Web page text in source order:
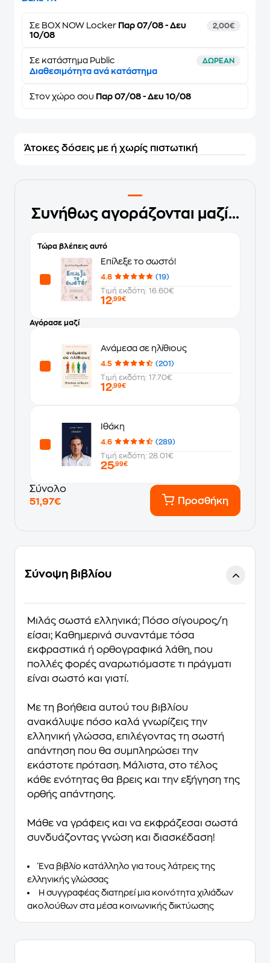
Σε BOX NOW Locker Παρ 07/08 - Δευ
10/08
2,00€
Σε κατάστημα Public ΔΩΡΕΑΝ
Διαθεσιμότητα ανά κατάστημα
Στον χώρο σου Παρ 07/08 - Δευ 10/08
Άτοκες δόσεις με ή χωρίς πιστωτική
Συνήθως αγοράζονται μαζί...
Τώρα βλέπεις αυτό
Επίλεξε το σωστό!
4.8
(19)
Τιμή εκδότη: 16.60€
12,99€
Αγόρασε μαζί
Ανάμεσα σε ηλίθιους
4.5
(201)
Τιμή εκδότη: 17.70€
12,99€
Ιθάκη
4.6
(289)
Τιμή εκδότη: 28.01€
25,99€
Σύνολο
51,97€
Προσθήκη
Σύνοψη βιβλίου
Μιλάς σωστά ελληνικά; Πόσο σίγουρος/η
είσαι; Καθημερινά συναντάμε τόσα
εκφραστικά ή ορθογραφικά λάθη, που
πολλές φορές αναρωτιόμαστε τι πράγματι
είναι σωστό και γιατί.
Με τη βοήθεια αυτού του βιβλίου
ανακάλυψε πόσο καλά γνωρίζεις την
ελληνική γλώσσα, επιλέγοντας τη σωστή
απάντηση που θα συμπληρώσει την
εκάστοτε πρόταση. Μάλιστα, στο τέλος
κάθε ενότητας θα βρεις και την εξήγηση της
ορθής απάντησης.
Μάθε να γράφεις και να εκφράζεσαι σωστά
συνδυάζοντας γνώση και διασκέδαση!
Ένα βιβλίο κατάλληλο για τους λάτρεις της
ελληνικής γλώσσας
Η συγγραφέας διατηρεί μια κοινότητα χιλιάδων
ακολούθων στα μέσα κοινωνικής δικτύωσης